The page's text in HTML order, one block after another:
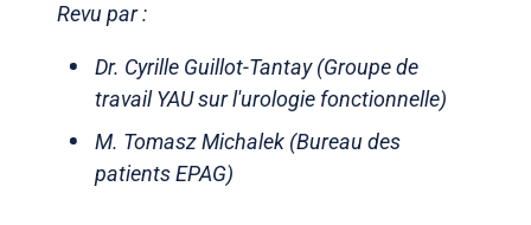
Revu par :
Dr. Cyrille Guillot-Tantay (Groupe de
travail YAU sur l'urologie fonctionnelle)
M. Tomasz Michalek (Bureau des
patients EPAG)